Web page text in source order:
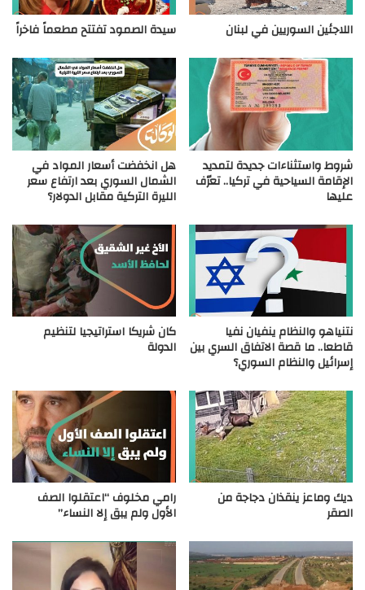
اللاجئين السوريين في لبنان سيدة الصمود تفتتح مطعماً فاخراً
شروط واستثناءات جديدة لتمديد
الإقامة السياحية في تركيا.. تعرّف
عليها
هل انخفضت أسعار المواد في
الشمال السوري بعد ارتفاع سعر
الليرة التركية مقابل الدولار؟
نتنياهو والنظام ينفيان نفيا
قاطعا.. ما قصة الاتفاق السري بين
إسرائيل والنظام السوري؟
كان شريكا استراتيجيا لتنظيم
الدولة
ديك وماعز ينقذان دجاجة من
الصقر
رامي مخلوف “اعتقلوا الصف
الأول ولم يبق إلا النساء”